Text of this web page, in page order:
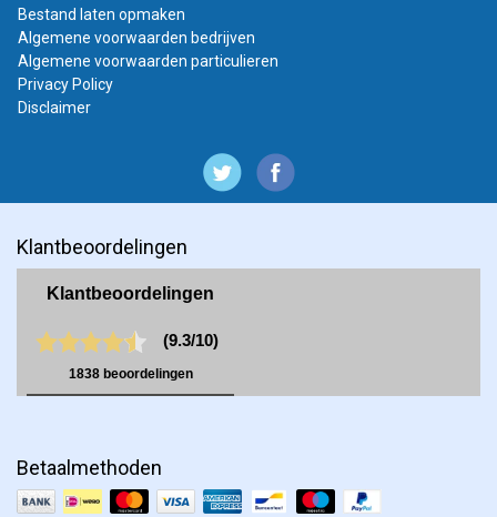
Bestand laten opmaken
Algemene voorwaarden bedrijven
Algemene voorwaarden particulieren
Privacy Policy
Disclaimer
Klantbeoordelingen
Betaalmethoden